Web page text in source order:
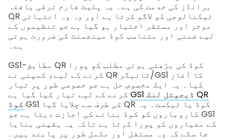
برانڈز کی خدمت کی ہے۔ یہ پلیٹ فارم ترقی یافتہ
QR ٹیکنالوجی کو لاگو کرتا ہے اور وہ وہ انتہائی
موثر اور مستقر اختیار ہو گیا ہے جو تنظیموں کے
لیے ضمنی اور متناسب کوڈ مینجمنٹ کی ضرورت ہوتی
ہے۔
GS1-مطابق QR کوڈ کی بڑھتی ہوئی مطلب کو پورا
کرنے کے لیے، کمپنی نے QR ٹائیگر/GS1 کا آغاز
کیا۔ یہ ایک مخصوص حل ہے جو خصوصی طور پر تیار
GS1 ڈیجیٹل لنک QR
کوڈ GS1 کی طرف سے چلایا گیا QR کوڈ یا ٹیکسٹ۔ یہ
کاروباروں کو کوڈ بنانے کی اجازت دیتا ہے جو GS1
کے معیاروں کو پورا کرتا ہے تاکہ یہ یقینی بنایا
جا سکے کہ وہ مستقل اور مکمل طور پر پابند ہیں۔